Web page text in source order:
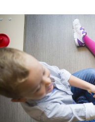
Carrousel de photos